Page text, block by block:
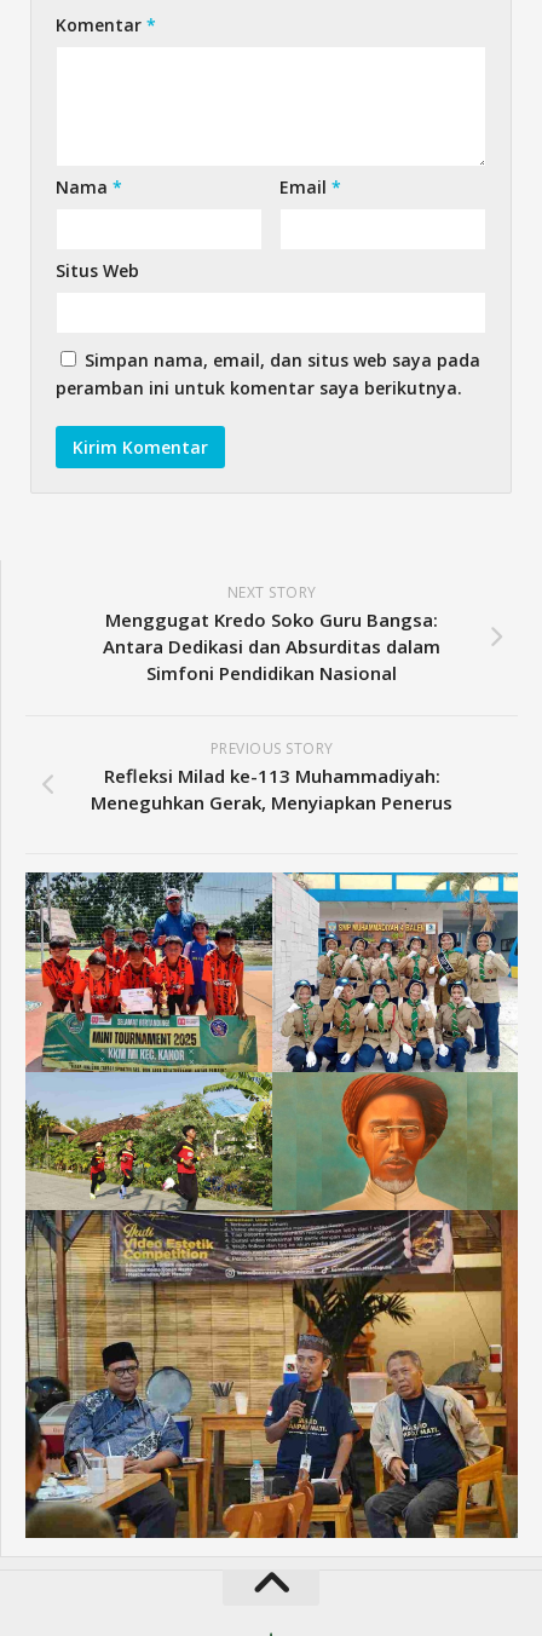
Komentar *
Nama * Email*
Situs Web
Simpan nama, email, dan situs web saya pada
peramban ini untuk komentar saya berikutnya.
NEXT STORY
Menggugat Kredo Soko Guru Bangsa:
Antara Dedikasi dan Absurditas dalam
Simfoni Pendidikan Nasional
PREVIOUS STORY
Refleksi Milad ke-113 Muhammadiyah:
Meneguhkan Gerak, Menyiapkan Penerus